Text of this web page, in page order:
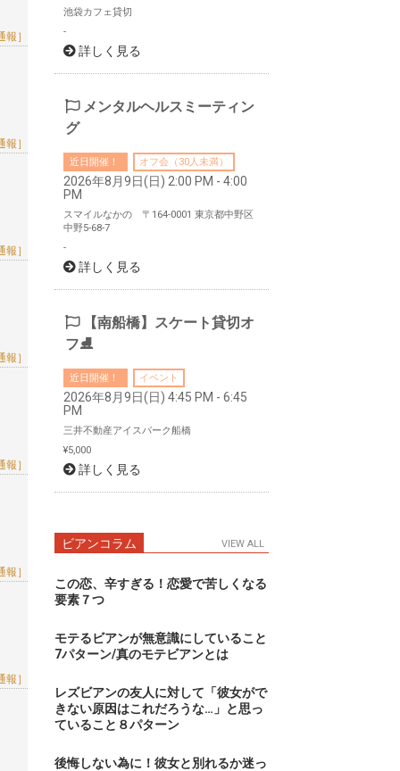
報］
報］
報］
報］
報］
報］
報］
池袋カフェ貸切
-
詳しく見る
メンタルヘルスミーティン
グ
近日開催！ オフ会（30人未満）
2026年8月9日(日) 2:00 PM - 4:00
PM
スマイルなかの 〒164-0001 東京都中野区
中野5-68-7
-
詳しく見る
【南船橋】スケート貸切オ
フ⛸️
近日開催！ イベント
2026年8月9日(日) 4:45 PM - 6:45
PM
三井不動産アイスパーク船橋
¥5,000
詳しく見る
ビアンコラム VIEW ALL
この恋、辛すぎる！恋愛で苦しくなる
要素７つ
モテるビアンが無意識にしていること
7パターン/真のモテビアンとは
レズビアンの友人に対して「彼女がで
きない原因はこれだろうな…」と思っ
ていること８パターン
後悔しない為に！彼女と別れるか迷っ